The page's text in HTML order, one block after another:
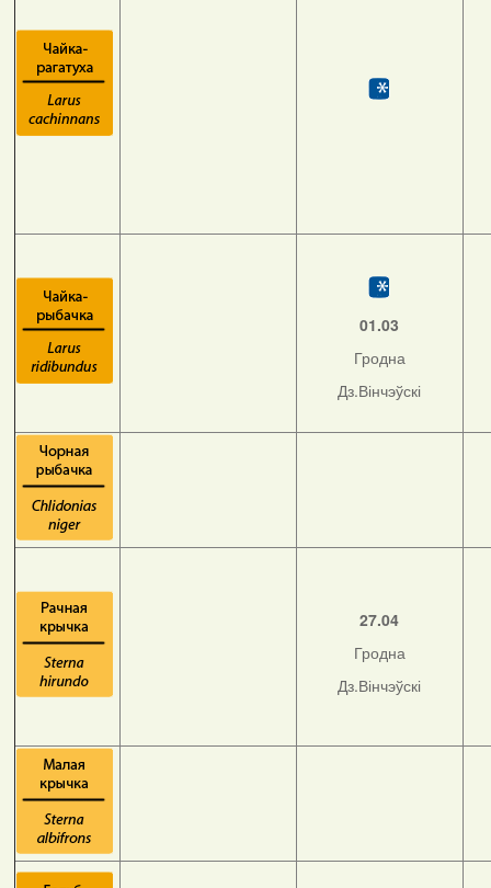
01.03
Гродна
Дз.Вінчэўскі
27.04
Гродна
Дз.Вінчэўскі